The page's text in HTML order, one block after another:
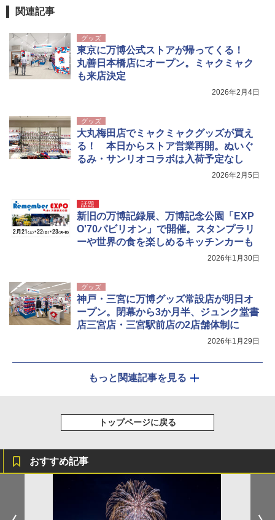
関連記事
グッズ
東京に万博公式ストアが帰ってくる！
丸善日本橋店にオープン。ミャクミャク
も来店決定
2026年2月4日
グッズ
大丸梅田店でミャクミャクグッズが買え
る！ 本日からストア営業再開。ぬいぐ
るみ・サンリオコラボは入荷予定なし
2026年2月5日
話題
新旧の万博記録展、万博記念公園「EXP
O'70パビリオン」で開催。スタンプラリ
ーや世界の食を楽しめるキッチンカーも
2026年1月30日
グッズ
神戸・三宮に万博グッズ常設店が明日オ
ープン。閉幕から3か月半、ジュンク堂書
店三宮店・三宮駅前店の2店舗体制に
2026年1月29日
もっと関連記事を見る
トップページに戻る
おすすめ記事